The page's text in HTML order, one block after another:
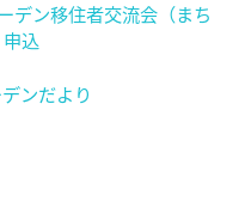
ン移住者交流会（まち
申込
ンだより